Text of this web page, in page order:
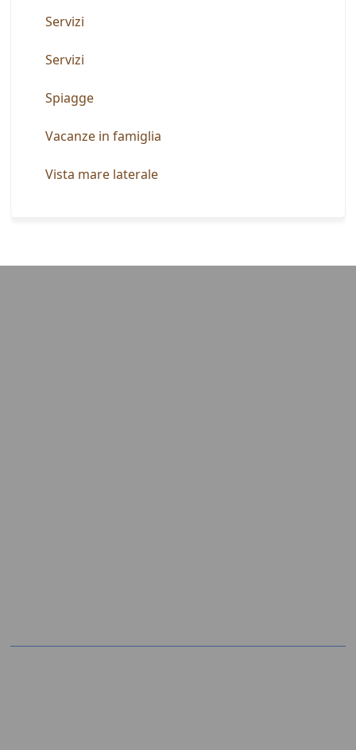
Servizi
Servizi
Spiagge
Vacanze in famiglia
Vista mare laterale